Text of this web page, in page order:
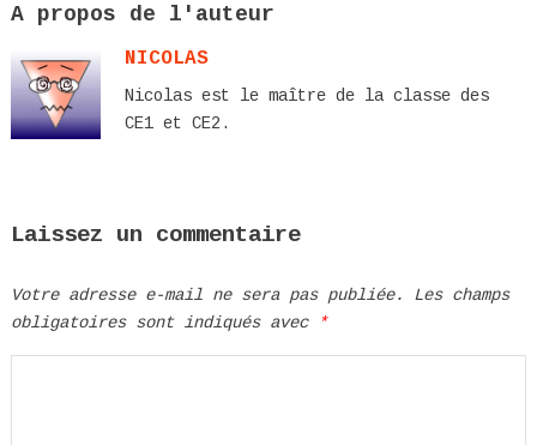
A propos de l'auteur
NICOLAS
Nicolas est le maître de la classe des
CE1 et CE2.
Laissez un commentaire
Votre adresse e-mail ne sera pas publiée.
Les champs
obligatoires sont indiqués avec
*